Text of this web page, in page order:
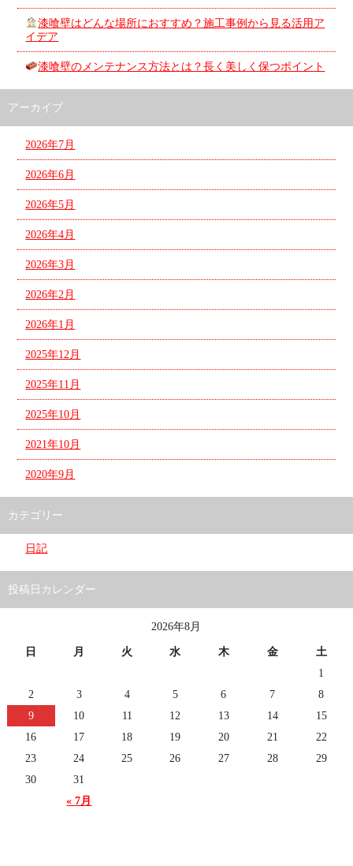
漆喰壁はどんな場所におすすめ？施工事例から見る活用ア
イデア
漆喰壁のメンテナンス方法とは？長く美しく保つポイント
アーカイブ
2026年7月
2026年6月
2026年5月
2026年4月
2026年3月
2026年2月
2026年1月
2025年12月
2025年11月
2025年10月
2021年10月
2020年9月
カテゴリー
日記
投稿日カレンダー
2026年8月
日 月 火 水 木 金 土
« 7月
1
2
3 4 5 6 7
8
9
10 11 12 13 14
15
16
17 18 19 20 21
22
23
24 25 26 27 28
29
30
31